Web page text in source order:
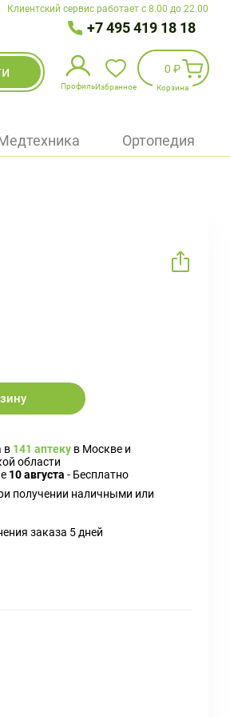
Клиентский сервис работает с 8.00 до 22.00
+7 495 419 18 18
ПрофильИзбранное
0 ₽
Корзина
Ортопедия
в 141 аптеку в Москве и
области
10 августа - Бесплатно
получении наличными или
заказа 5 дней